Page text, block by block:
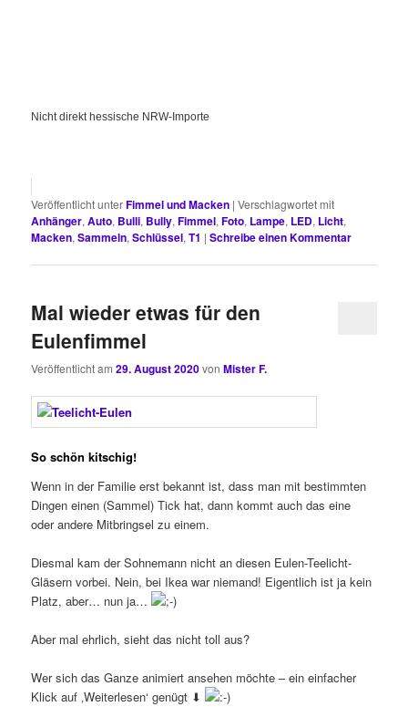
Nicht direkt hessische NRW-Importe
Veröffentlicht unterFimmel und Macken |Verschlagwortet mit
Anhänger,Auto, Bulli, Bully,Fimmel,Foto, Lampe, LED, Licht,
Macken,Sammeln,Schlüssel,T1 |Schreibe einen Kommentar
Mal wieder etwas für den
Eulenfimmel
Veröffentlicht am29. August 2020vonMister F.
So schön kitschig!
Wenn in der Familie erst bekannt ist, dass man mit bestimmten
Dingen einen (Sammel) Tick hat, dann kommt auch das eine
oder andere Mitbringsel zu einem.
Diesmal kam der Sohnemann nicht an diesen Eulen-Teelicht-
Gläsern vorbei. Nein, bei Ikea war niemand! Eigentlich ist ja kein
Platz, aber… nun ja…
Aber mal ehrlich, sieht das nicht toll aus?
Wer sich das Ganze animiert ansehen möchte – ein einfacher
Klick auf ‚Weiterlesen‘ genügt ⬇